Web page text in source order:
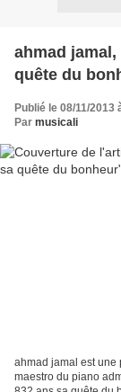
ahmad
quête du
Publié le 08/11/2013
Par musicali
ahmad jamal est une
maestro du piano